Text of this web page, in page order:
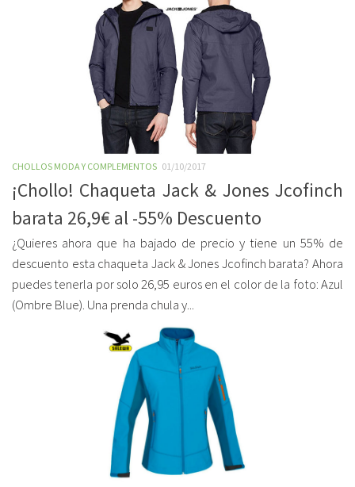
CHOLLOS MODA Y COMPLEMENTOS 01/10/2017
¡Chollo! Chaqueta Jack & Jones Jcofinch
barata 26,9€ al -55% Descuento
¿Quieres ahora que ha bajado de precio y tiene un 55% de
descuento esta chaqueta Jack & Jones Jcofinch barata? Ahora
puedes tenerla por solo 26,95 euros en el color de la foto: Azul
(Ombre Blue). Una prenda chula y...